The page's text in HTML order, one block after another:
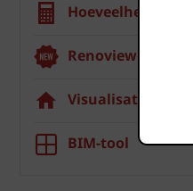
Renoviewer
Visualisatietool
BIM-tool